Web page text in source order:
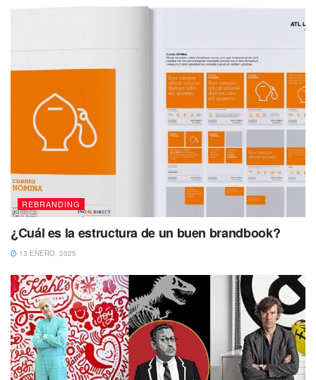
REBRANDING
¿Cuál es la estructura de un buen brandbook?
13 ENERO, 2025